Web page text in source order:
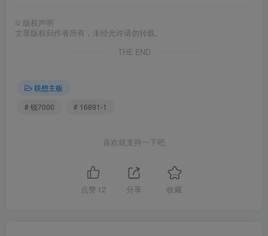
© 版权声明
文章版权归作者所有，未经允许请勿转载。
THE END
联想主板
# 锐7000
# 16891-1
喜欢就支持一下吧
点赞 12 分享 收藏